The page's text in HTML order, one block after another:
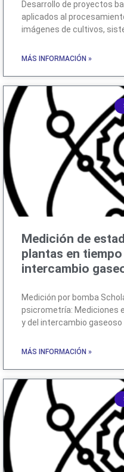
Desarrollo de proyectos
aplicados al
imágenes de cultivos,
MÁS INFORMACIÓN »
Medición de
plantas en
intercambio
Medición por bomba
psicrometría: Mediciones
y del intercambio gaseoso
MÁS INFORMACIÓN »